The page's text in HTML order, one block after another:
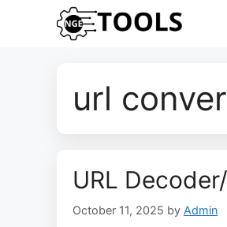
url
URL
October 11, 2025 by Admin